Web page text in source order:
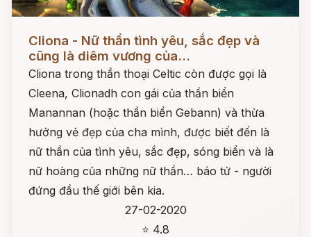
Cliona - Nữ thần tình yêu, sắc đẹp và
cũng là diêm vương của...
Cliona trong thần thoại Celtic còn được gọi là
Cleena, Clionadh con gái của thần biển
Manannan (hoặc thần biển Gebann) và thừa
hưởng vẻ đẹp của cha mình, được biết đến là
nữ thần của tình yêu, sắc đẹp, sóng biển và là
nữ hoàng của những nữ thần… báo tử - người
đứng đầu thế giới bên kia.
27-02-2020
⭐ 4.8